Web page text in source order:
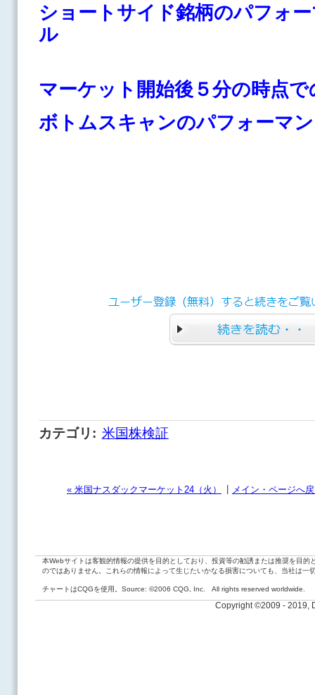
ショートサイド銘柄のパフォ
ル
マーケット開始後５分の時点で
ボトムスキャンのパフォーマ
カテゴリ : 米国株検証
« 米国ナスダックマーケット24（火） | メイン・ページへ
本Webサイトは客観的情報の提供を目的としており、投資等の勧誘または推奨を目
のではありません。これらの情報によって生じたいかなる損害についても、当社は一
チャートはCQGを使用。Source: ©2006 CQG, Inc. All rights reserved worldwide.
Copyright ©2009 - 2019,